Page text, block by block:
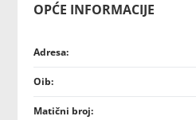
OPĆE INFORMACIJE
Adresa:
Oib:
Matični broj: